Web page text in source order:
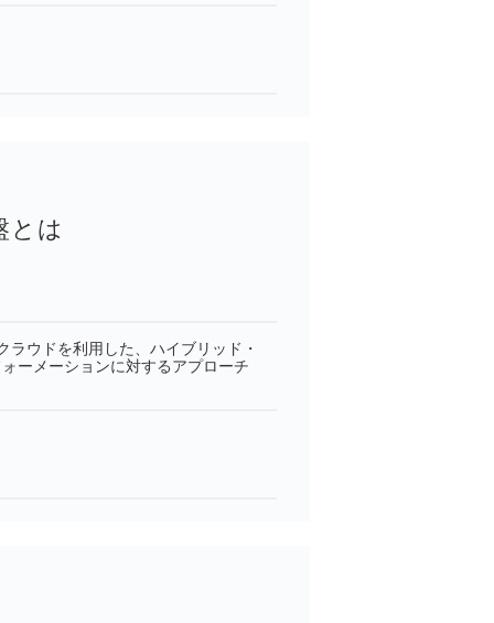
とは
ウドを利用した、ハイブリッド・
ーメーションに対するアプローチ